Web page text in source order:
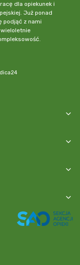
dla opiekunek i
Już ponad
podjąć z nami
wieloletnie